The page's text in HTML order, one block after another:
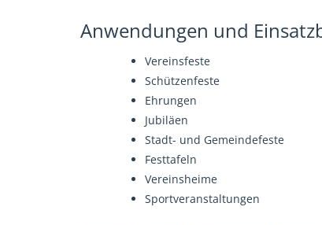
Anwendungen und
Vereinsfeste
Schützenfeste
Ehrungen
Jubiläen
Stadt- und Gemeindefeste
Festtafeln
Vereinsheime
Sportveranstaltungen